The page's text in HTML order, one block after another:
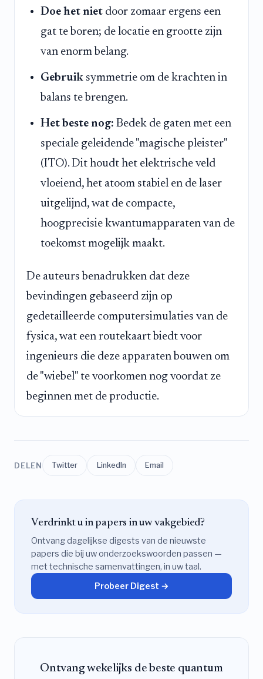
Doe het niet door zomaar ergens een
gat te boren; de locatie en grootte zijn
van enorm belang.
Gebruik symmetrie om de krachten in
balans te brengen.
Het beste nog: Bedek de gaten met een
speciale geleidende "magische pleister"
(ITO). Dit houdt het elektrische veld
vloeiend, het atoom stabiel en de laser
uitgelijnd, wat de compacte,
hoogprecisie kwantumapparaten van de
toekomst mogelijk maakt.
De auteurs benadrukken dat deze
bevindingen gebaseerd zijn op
gedetailleerde computersimulaties van de
fysica, wat een routekaart biedt voor
ingenieurs die deze apparaten bouwen om
de "wiebel" te voorkomen nog voordat ze
beginnen met de productie.
DELEN Twitter LinkedIn Email
Verdrinkt u in papers in uw vakgebied?
Ontvang dagelijkse digests van de nieuwste
papers die bij uw onderzoekswoorden passen —
met technische samenvattingen, in uw taal.
Probeer Digest →
Ontvang wekelijks de beste quantum